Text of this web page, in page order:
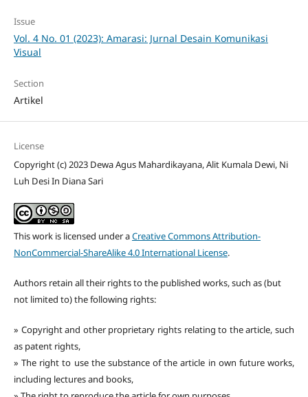
Issue
Vol. 4 No. 01 (2023): Amarasi: Jurnal Desain Komunikasi
Visual
Section
Artikel
License
Copyright (c) 2023 Dewa Agus Mahardikayana, Alit Kumala Dewi, Ni
Luh Desi In Diana Sari
This work is licensed under aCreative Commons Attribution-
NonCommercial-ShareAlike 4.0 International License.
Authors retain all their rights to the published works, such as (but
not limited to) the following rights:
» Copyright and other proprietary rights relating to the article, such
as patent rights,
» The right to use the substance of the article in own future works,
including lectures and books,